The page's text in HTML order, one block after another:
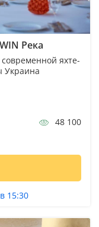
Река
яхте-
Украина
48 100
15:30